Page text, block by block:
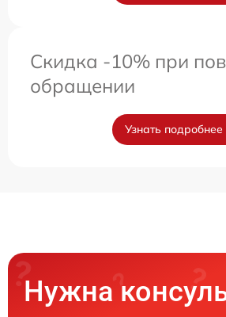
Скидка -10% при
обращении
Узнать подробнее
Нужна